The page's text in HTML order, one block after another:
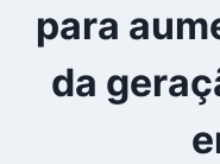
para
da